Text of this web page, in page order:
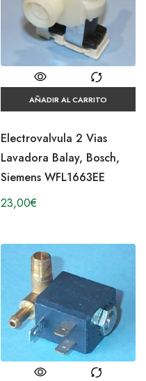
AÑADIR AL CARRITO
Electrovalvula 2 Vias
Lavadora Balay, Bosch,
Siemens WFL1663EE
23,00€